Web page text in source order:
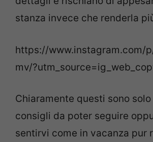
stanza invece che renderla
https://www.instagram.com/
mv/
Chiaramente questi sono
consigli da poter seguire
sentirvi come in vacanza pur